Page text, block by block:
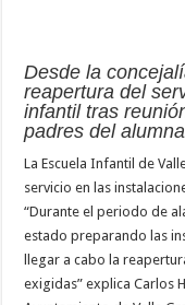
Desde la
reapertura del
infantil tras
padres del
La Escuela Infantil de
servicio en las
“Durante el periodo de
estado preparando las
llegar a cabo la
exigidas” explica Carlos
Necesarias
Estas
cookies no